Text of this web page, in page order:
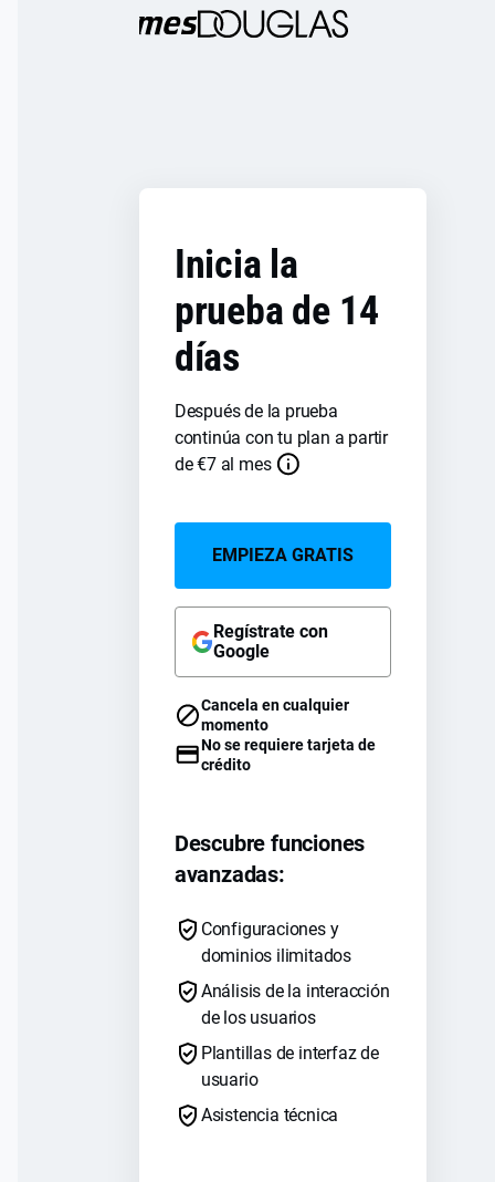
Inicia la
prueba de 14
días
Después de la prueba
continúa con tu plan a partir
de€7al mes
EMPIEZA GRATIS
Regístrate con
Google
Cancela en cualquier
momento
No se requiere tarjeta de
crédito
Descubre funciones
avanzadas:
Configuraciones y
dominios ilimitados
Análisis de la interacción
de los usuarios
Plantillas de interfaz de
usuario
Asistencia técnica